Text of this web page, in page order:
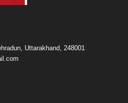
Uttarakhand, 248001